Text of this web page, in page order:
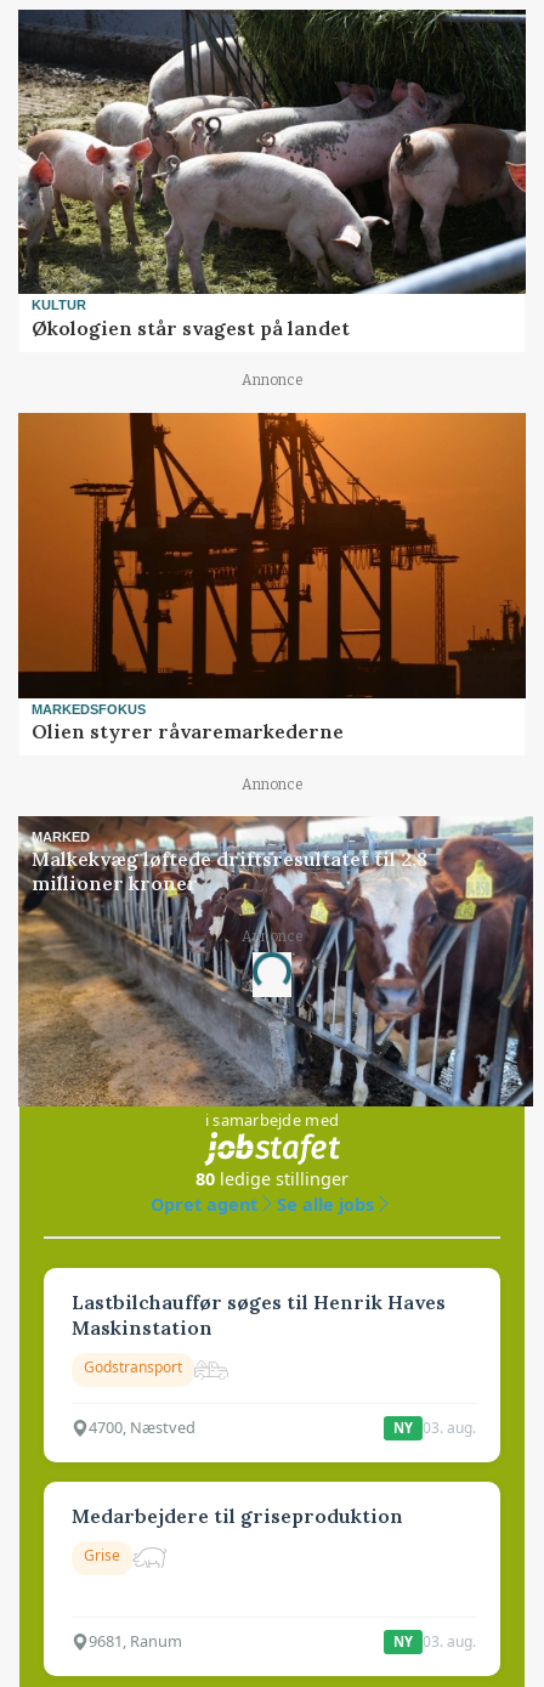
KULTUR
Økologien står svagest på landet
Annonce
MARKEDSFOKUS
Olien styrer råvaremarkederne
Annonce
MARKED
Malkekvæg løftede driftsresultatet til 2,8
millioner kroner
Annonce
Loading...
Jobs
i samarbejde med
80 ledige stillinger
Opret agent
Se alle jobs
Lastbilchauffør søges til Henrik Haves
Maskinstation
Godstransport
4700, Næstved NY 03. aug.
Medarbejdere til griseproduktion
Grise
9681, Ranum NY 03. aug.